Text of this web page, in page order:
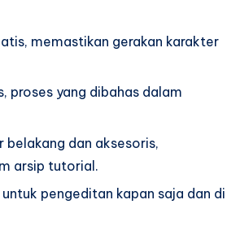
memastikan gerakan karakter
proses yang dibahas dalam
belakang dan aksesoris,
arsip tutorial.
pengeditan kapan saja dan di